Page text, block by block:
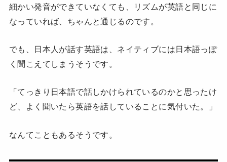
細かい発音ができていなくても、リズムが英語と同じに
なっていれば、ちゃんと通じるのです。
でも、日本人が話す英語は、ネイティブには日本語っぽ
く聞こえてしまうそうです。
「てっきり日本語で話しかけられているのかと思ったけ
ど、よく聞いたら英語を話していることに気付いた。」
なんてこともあるそうです。